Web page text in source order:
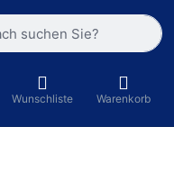
Suchbegriff ein.
Wunschliste Warenkorb